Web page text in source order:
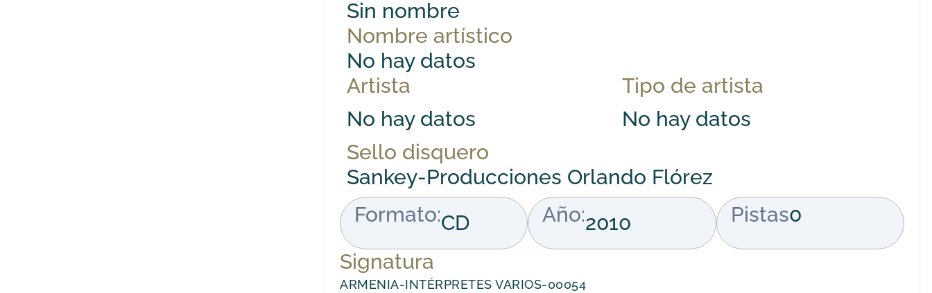
Sin nombre
Nombre artístico
No hay datos
Artista
No hay datos
Tipo de artista
No hay datos
Sello disquero
Sankey-Producciones Orlando Flórez
Formato:CD Año:2010 Pistas0
Signatura
ARMENIA-INTÉRPRETES VARIOS-00054